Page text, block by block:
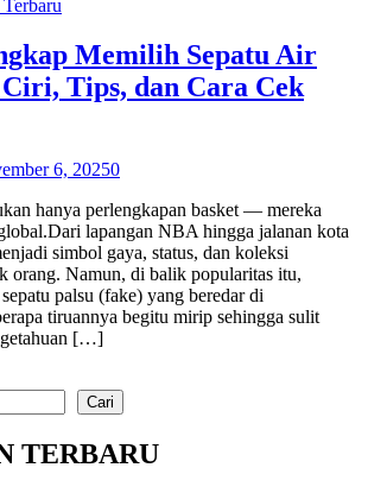
Memilih Sepatu Air
Tips, dan Cara Cek
6, 20250
hanya perlengkapan basket — mereka
lapangan NBA hingga jalanan kota
simbol gaya, status, dan koleksi
orang. Namun, di balik popularitas itu,
palsu (fake) yang beredar di
tiruannya begitu mirip sehingga sulit
[…]
Cari
TERBARU